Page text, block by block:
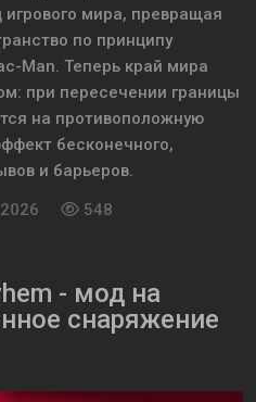
мира, превращая
по принципу
Man. Теперь край мира
при пересечении границы
на противоположную
бесконечного,
и барьеров.
548
- мод на
снаряжение